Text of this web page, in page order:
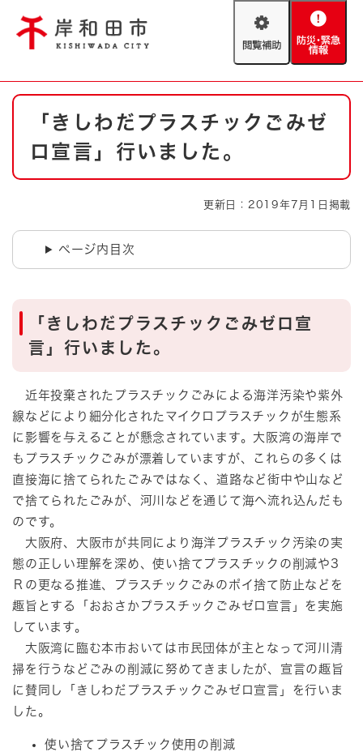
閲
助
防
緊
情
やさしい日本語
防災・緊急情報 救急・消防
ハザードマップ AED設置箇所
本
「きしわだプラスチックごみゼ
ロ宣言」行いました。
更新日：2019年7月1日掲載
ページ内目次
「きしわだプラスチックごみゼロ宣
言」行いました。
近年投棄されたプラスチックごみによる海洋汚染や紫外
線などにより細分化されたマイクロプラスチックが生態系
に影響を与えることが懸念されています。大阪湾の海岸で
もプラスチックごみが漂着していますが、これらの多くは
直接海に捨てられたごみではなく、道路など街中や山など
で捨てられたごみが、河川などを通じて海へ流れ込んだも
のです。
大阪府、大阪市が共同により海洋プラスチック汚染の実
態の正しい理解を深め、使い捨てプラスチックの削減や3
Ｒの更なる推進、プラスチックごみのポイ捨て防止などを
趣旨とする「おおさかプラスチックごみゼロ宣言」を実施
しています。
大阪湾に臨む本市おいては市民団体が主となって河川清
掃を行うなどごみの削減に努めてきましたが、宣言の趣旨
に賛同し「きしわだプラスチックごみゼロ宣言」を行いま
した。
使い捨てプラスチック使用の削減